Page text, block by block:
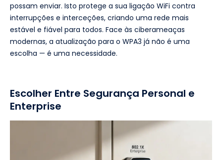
possam enviar. Isto protege a sua ligação WiFi contra
interrupções e interceções, criando uma rede mais
estável e fiável para todos. Face às ciberameaças
modernas, a atualização para o WPA3 já não é uma
escolha — é uma necessidade.
Escolher Entre Segurança Personal e
Enterprise